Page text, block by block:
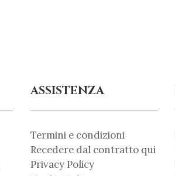
ASSISTENZA
Termini e condizioni
Recedere dal contratto qui
Privacy Policy